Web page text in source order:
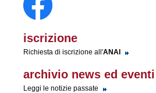
iscrizione
Richiesta di iscrizione all'ANAI
archivio news ed eventi
Leggi le notizie passate